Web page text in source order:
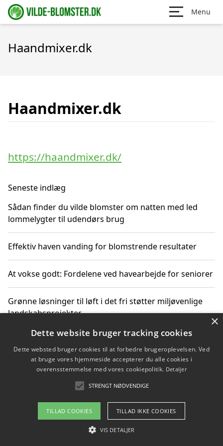
Menu
Haandmixer.dk
Haandmixer.dk
https://haandmixer.dk/
Seneste indlæg
Sådan finder du vilde blomster om natten med led
lommelygter til udendørs brug
Effektiv haven vanding for blomstrende resultater
At vokse godt: Fordelene ved havearbejde for seniorer
Grønne løsninger til løft i det fri støtter miljøvenlige
landskabsprojekter
Gør haven til et frirum for familien og naturen
Copyright 2026 - Pilanto Aps
Om / kontakt
Blog Betingelser
×
Dette website bruger tracking cookies
Dette websted bruger cookies til at forbedre brugeroplevelsen. Ved
at bruge vores hjemmeside accepterer du alle cookies i
overensstemmelse med vores cookiepolitik. Detaljer
STRENGT NØDVENDIGE
TILLAD COOKIES TILLAD IKKE COOKIES
VIS DETALJER